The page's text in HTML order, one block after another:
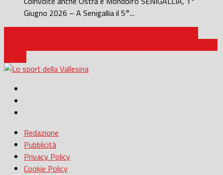
Giugno 2026 – A Senigallia il 5°...
Redazione
Pubblicità
Privacy Policy
Cookie Policy